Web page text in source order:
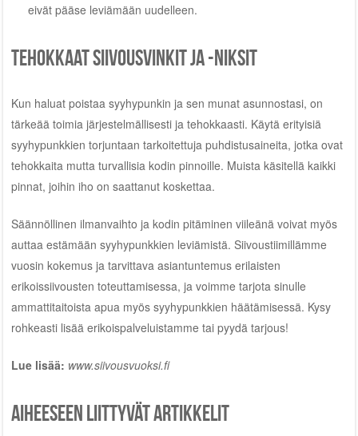
eivät pääse leviämään uudelleen.
Tehokkaat siivousvinkit ja -niksit
Kun haluat poistaa syyhypunkin ja sen munat asunnostasi, on
tärkeää toimia järjestelmällisesti ja tehokkaasti. Käytä erityisiä
syyhypunkkien torjuntaan tarkoitettuja puhdistusaineita, jotka ovat
tehokkaita mutta turvallisia kodin pinnoille. Muista käsitellä kaikki
pinnat, joihin iho on saattanut koskettaa.
Säännöllinen ilmanvaihto ja kodin pitäminen viileänä voivat myös
auttaa estämään syyhypunkkien leviämistä. Siivoustiimillämme
vuosin kokemus ja tarvittava asiantuntemus erilaisten
erikoissiivousten toteuttamisessa, ja voimme tarjota sinulle
ammattitaitoista apua myös syyhypunkkien häätämisessä. Kysy
rohkeasti lisää erikoispalveluistamme tai pyydä tarjous!
Lue lisää: www.siivousvuoksi.fi
Aiheeseen liittyvät artikkelit